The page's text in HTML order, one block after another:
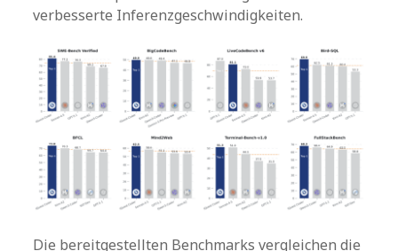
verbesserte Inferenzgeschwindigkeiten.
Die bereitgestellten Benchmarks vergleichen die